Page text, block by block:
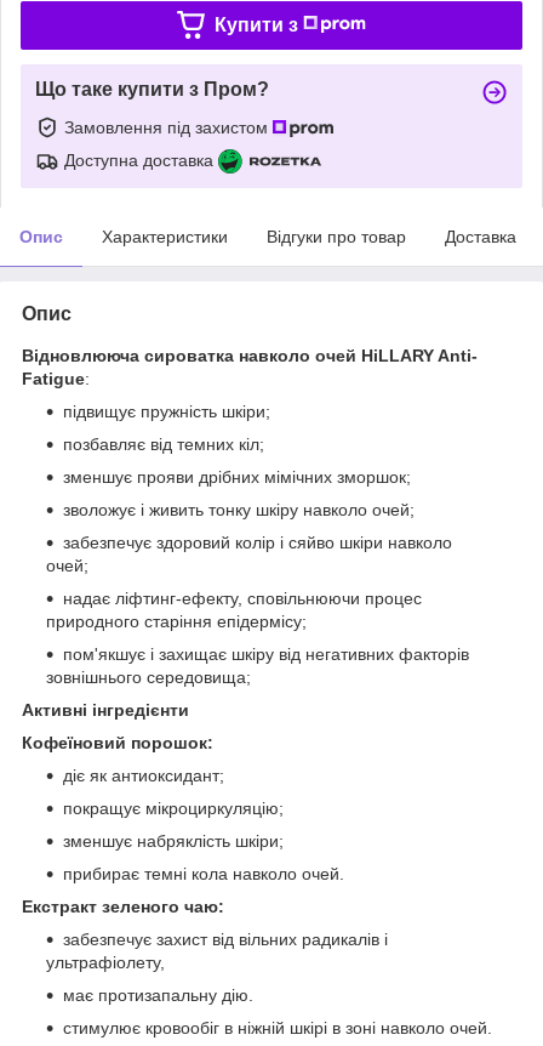
Купити з
Що таке купити з Пром?
Замовлення під захистом
Доступна доставка
Опис Характеристики Відгуки про товар Доставка
Опис
Відновлююча сироватка навколо очей HiLLARY Anti-
Fatigue:
підвищує пружність шкіри;
позбавляє від темних кіл;
зменшує прояви дрібних мімічних зморшок;
зволожує і живить тонку шкіру навколо очей;
забезпечує здоровий колір і сяйво шкіри навколо
очей;
надає ліфтинг-ефекту, сповільнюючи процес
природного старіння епідермісу;
пом'якшує і захищає шкіру від негативних факторів
зовнішнього середовища;
Активні інгредієнти
Кофеїновий порошок:
діє як антиоксидант;
покращує мікроциркуляцію;
зменшує набряклість шкіри;
прибирає темні кола навколо очей.
Екстракт зеленого чаю:
забезпечує захист від вільних радикалів і
ультрафіолету,
має протизапальну дію.
стимулює кровообіг в ніжній шкірі в зоні навколо очей.